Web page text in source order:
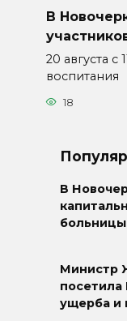
В
20 августа с
воспитания
18
В
Министр
посетила
ущерба и